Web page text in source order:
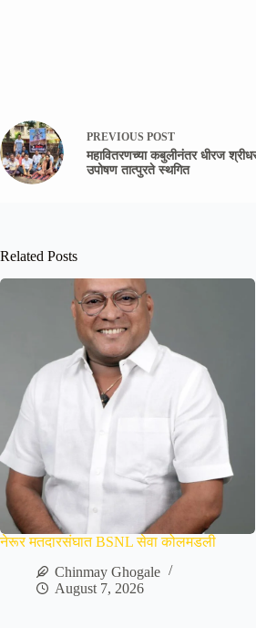
PREVIOUS POST
महावितरणच्या कबुलीनंतर धीरज
उपोषण तात्पुरते स्थगित
Related Posts
नेरूर मतदारसंघात BSNL सेवा कोलमडली
Chinmay Ghogale
August 7, 2026